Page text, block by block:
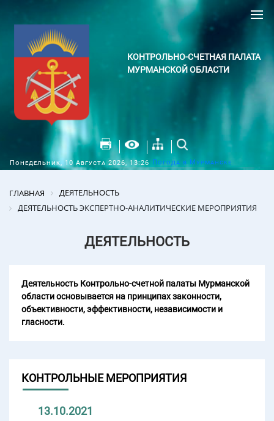
КОНТРОЛЬНО-СЧЕТНАЯ ПАЛАТА
МУРМАНСКОЙ ОБЛАСТИ
Понедельник, 10 Августа 2026, 13:26 Погода в Мурманске
ГЛАВНАЯ
ДЕЯТЕЛЬНОСТЬ
ДЕЯТЕЛЬНОСТЬ ЭКСПЕРТНО-АНАЛИТИЧЕСКИЕ МЕРОПРИЯТИЯ
ДЕЯТЕЛЬНОСТЬ
Деятельность Контрольно-счетной палаты Мурманской
области основывается на принципах законности,
объективности, эффективности, независимости и
гласности.
КОНТРОЛЬНЫЕ МЕРОПРИЯТИЯ
13.10.2021